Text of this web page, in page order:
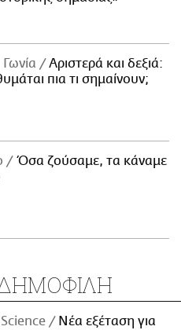
Αριστερά και δεξιά:
πια τι σημαίνουν;
Όσα ζούσαμε, τα κάναμε
Νέα εξέταση για